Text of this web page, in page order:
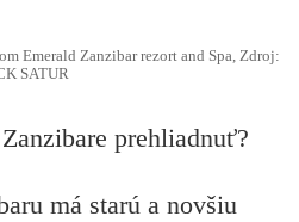
Emerald Zanzibar rezort and Spa, Zdroj:
SATUR
prehliadnuť?
má starú a novšiu